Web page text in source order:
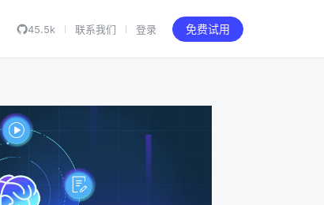
45.5k 联系我们 登录 免费试用